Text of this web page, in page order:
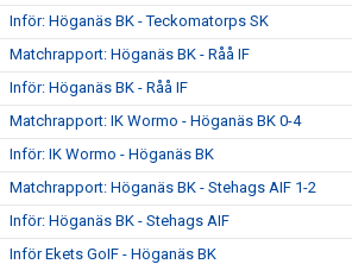
Inför: Höganäs BK - Teckomatorps SK
Matchrapport: Höganäs BK - Råå IF
Inför: Höganäs BK - Råå IF
Matchrapport: IK Wormo - Höganäs BK 0-4
Inför: IK Wormo - Höganäs BK
Matchrapport: Höganäs BK - Stehags AIF 1-2
Inför: Höganäs BK - Stehags AIF
Inför Ekets GoIF - Höganäs BK